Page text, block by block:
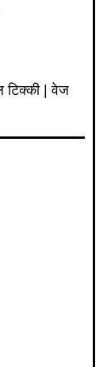
टिक्की | वेज